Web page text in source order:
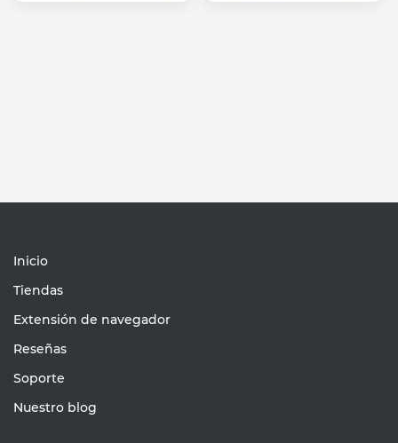
Inicio
Tiendas
Extensión de navegador
Reseñas
Soporte
Nuestro blog